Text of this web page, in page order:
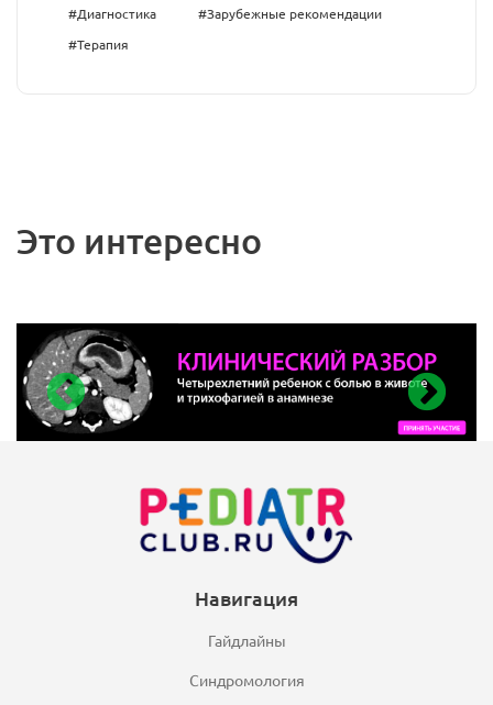
#Диагностика #Зарубежные рекомендации
#Терапия
Это интересно
Навигация
Гайдлайны
Синдромология